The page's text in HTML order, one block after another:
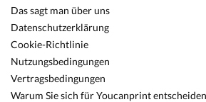
Das sagt man über uns
Datenschutzerklärung
Cookie-Richtlinie
Nutzungsbedingungen
Vertragsbedingungen
Warum Sie sich für Youcanprint